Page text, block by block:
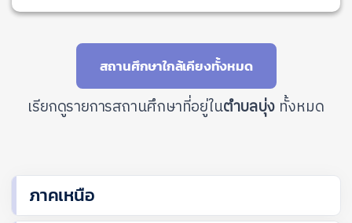
สถานศึกษาใกล้เคียงทั้งหมด
เรียกดูรายการสถานศึกษาที่อยู่ในตำบลบุ่งทั้งหมด
ภาคเหนือ